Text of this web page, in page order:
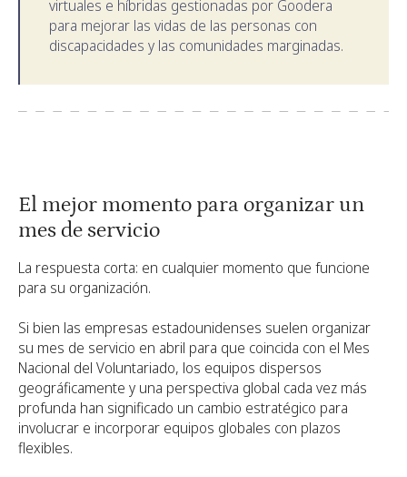
virtuales e híbridas gestionadas por Goodera
para mejorar las vidas de las personas con
discapacidades y las comunidades marginadas.
El mejor momento para organizar un
mes de servicio
La respuesta corta: en cualquier momento que funcione
para su organización.
Si bien las empresas estadounidenses suelen organizar
su mes de servicio en abril para que coincida con el Mes
Nacional del Voluntariado, los equipos dispersos
geográficamente y una perspectiva global cada vez más
profunda han significado un cambio estratégico para
involucrar e incorporar equipos globales con plazos
flexibles.